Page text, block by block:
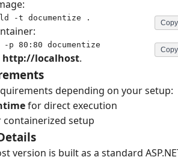
-t documentize .
Copy
p 80:80 documentize
Copy
http://localhost.
depending on your setup:
for direct execution
containerized setup
version is built as a standard